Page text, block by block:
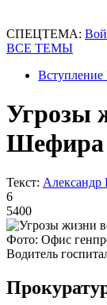
СПЕЦТЕМА:
ВСЕ ТЕМЫ
Угрозы
Шефира
Текст:
6
5400
Фото: Офис
Водитель